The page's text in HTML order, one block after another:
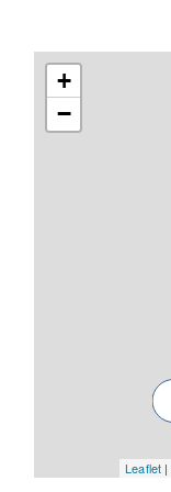
+
−
Leaflet |